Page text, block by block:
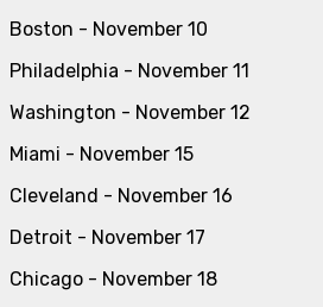
Boston - November 10
Philadelphia - November 11
Washington - November 12
Miami - November 15
Cleveland - November 16
Detroit - November 17
Chicago - November 18